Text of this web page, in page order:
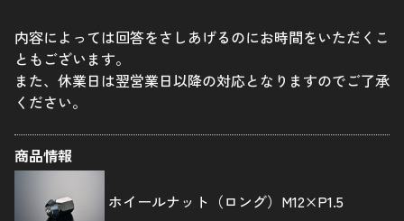
コンパクトフランジ六角ボルト
フランジ六角ボルト
ナベボルト
ナベ低頭ボルト
サラボルト
内容によっては回答をさしあげるのにお時間をいただくこ
ともございます。
また、休業日は翌営業日以降の対応となりますのでご了承
ください。
商品情報
ホイールナット（ロング）M12×P1.5